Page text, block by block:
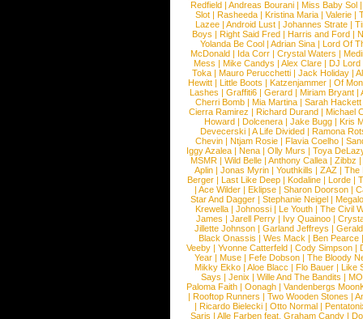
Redfield | Andreas Bourani | Miss Baby Sol
Slot | Rasheeda | Kristina Maria | Valerie |
Lazee | Android Lust | Johannes Strate |
Boys | Right Said Fred | Harris and Ford |
Yolanda Be Cool |Adrian Sina |Lord Of
McDonald | Ida Corr |Crystal Waters |
Mess | Mike Candys | Alex Clare | DJ Lord
Toka | Mauro Perucchetti | Jack Holiday |
Hewitt |Little Boots |Katzenjammer |Of
Lashes |Graffiti6 |Gerard |Miriam Bryant |
Cherri Bomb | Mia Martina | Sarah Hackett
Cierra Ramirez | Richard Durand | Michael
Howard |Dolcenera |Jake Bugg |Kris
Devecerski |A Life Divided |Ramona
Chevin |Ntjam Rosie |Flavia Coelho |
Iggy Azalea | Nena | Olly Murs | Toya
MSMR |Wild Belle |Anthony Callea |Zibbz
Aplin | Jonas Myrin | Youthkills | ZAZ | The
Berger |Last Like Deep |Kodaline |Lorde |
|Ace Wilder |Eklipse |Sharon Doorson |
Star And Dagger | Stephanie Neigel |
Krewella | Johnossi | Le Youth | The Civil
James | Jarell Perry | Ivy Quainoo |
Jillette Johnson | Garland Jeffreys |
Black Onassis | Wes Mack | Ben Pearce
Veeby | Yvonne Catterfeld | Cody Simpson |
Year |Muse |Fefe Dobson |The Bloody
Mikky Ekko | Aloe Blacc | Flo Bauer | Like
Says | Jenix | Wille And The Bandits | MO
Paloma Faith |Oonagh |Vandenbergs
|Rooftop Runners |Two Wooden Stones |
| Ricardo Bielecki | Otto Normal |
Saris | Alle Farben feat. Graham Candy |